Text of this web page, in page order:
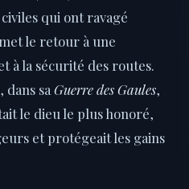
qui ont ravagé
le retour à une
à la sécurité des routes.
sa Guerre des Gaules,
le dieu le plus honoré,
et protégeait les gains